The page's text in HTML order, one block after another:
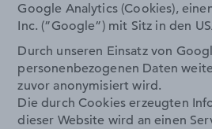
Google Analytics (Cookies),
Inc. (”Google”) mit Sitz in den
Durch unseren Einsatz von
personenbezogenen Daten
zuvor anonymisiert wird.
Die durch Cookies erzeugten
dieser Website wird an einen